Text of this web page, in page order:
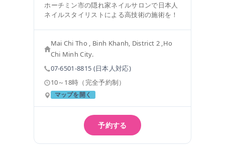
ホーチミン市の隠れ家ネイルサロンで日本人
ネイルスタイリストによる高技術の施術を！
Mai Chi Tho , Binh Khanh, District 2 ,Ho
Chi Minh City.
07-6501-8815 (日本人対応)
10～18時（完全予約制）
マップを開く
予約する